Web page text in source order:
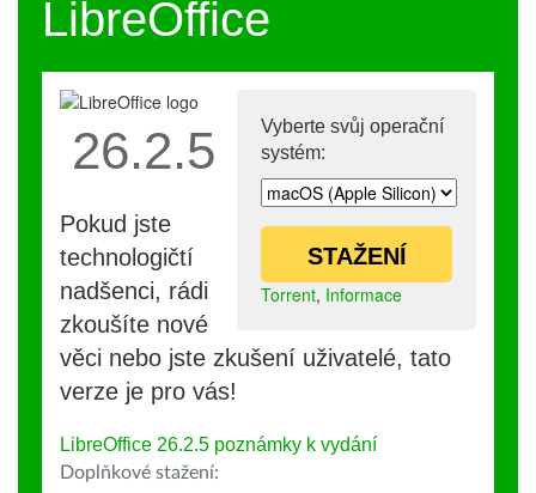
LibreOffice
Vyberte svůj operační
systém:
STAŽENÍ
Torrent, Informace
26.2.5
Pokud jste
technologičtí
nadšenci, rádi
zkoušíte nové
věci nebo jste zkušení uživatelé, tato
verze je pro vás!
LibreOffice 26.2.5 poznámky k vydání
Doplňkové stažení: